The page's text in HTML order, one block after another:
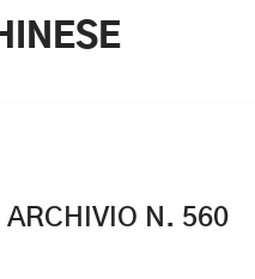
ARCHIVIO N. 560